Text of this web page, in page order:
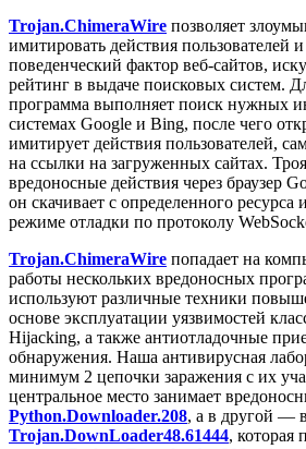
Trojan.ChimeraWire позволяет
имитировать действия пользователей
поведенческий фактор веб-сайтов,
рейтинг в выдаче поисковых систем.
программа выполняет поиск нужных
системах Google и Bing, после чего
имитирует действия пользователей,
на ссылки на загруженных сайтах.
вредоносные действия через браузер
он скачивает с определенного ресурса
режиме отладки по протоколу
Trojan.ChimeraWire попадает на
работы нескольких вредоносных
используют различные техники
основе эксплуатации уязвимостей
Hijacking, а также антиотладочные
обнаружения. Наша антивирусная
минимум 2 цепочки заражения с их
центральное место занимает
Python.Downloader.208, а в другой —
Trojan.DownLoader48.61444, которая